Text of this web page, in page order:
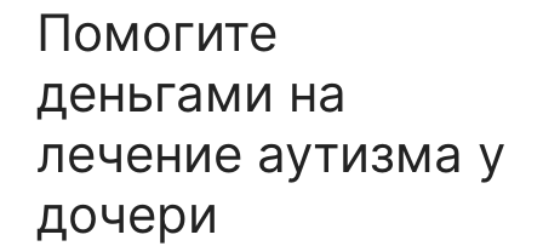
Помогите
деньгами на
лечение аутизма у
дочери